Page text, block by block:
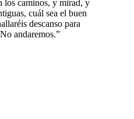
los caminos, y mirad, y
cuál sea el buen
descanso para
andaremos.”